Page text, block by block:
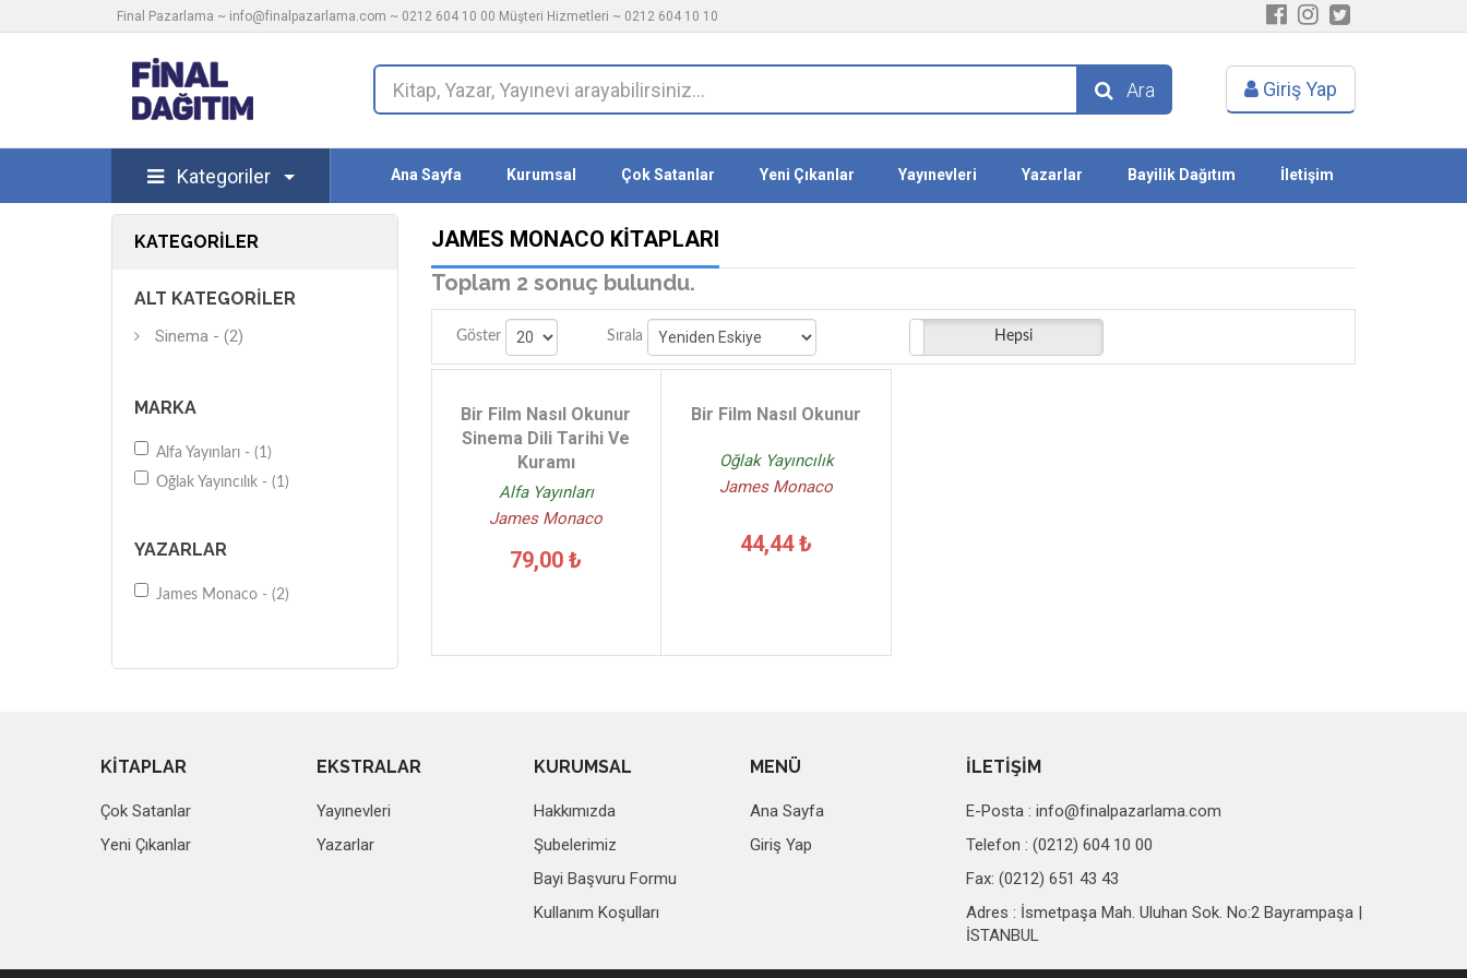
Final Pazarlama ~ info@finalpazarlama.com ~ 0212 604 10 00 Müşteri Hizmetleri ~ 0212 604 10 10
Ara Giriş Yap
Kategoriler Ana Sayfa Kurumsal Çok Satanlar Yeni Çıkanlar Yayınevleri Yazarlar Bayilik Dağıtım İletişim
KATEGORILER
ALT KATEGORILER
Sinema - (2)
MARKA
Alfa Yayınları - (1)
Oğlak Yayıncılık - (1)
YAZARLAR
James Monaco - (2)
JAMES MONACO KITAPLARI
Toplam 2 sonuç bulundu.
Göster Sırala Stoktakiler Hepsi
Bir Film Nasıl Okunur
Sinema Dili Tarihi Ve
Kuramı
Alfa Yayınları
James Monaco
79,00 ₺
Bir Film Nasıl Okunur
Oğlak Yayıncılık
James Monaco
44,44 ₺
KİTAPLAR
Çok Satanlar
Yeni Çıkanlar
EKSTRALAR
Yayınevleri
Yazarlar
KURUMSAL
Hakkımızda
Şubelerimiz
Bayi Başvuru Formu
Kullanım Koşulları
MENÜ
Ana Sayfa
Giriş Yap
İLETİŞİM
E-Posta :info@finalpazarlama.com
Telefon : (0212) 604 10 00
Fax: (0212) 651 43 43
Adres : İsmetpaşa Mah. Uluhan Sok. No:2 Bayrampaşa |
İSTANBUL